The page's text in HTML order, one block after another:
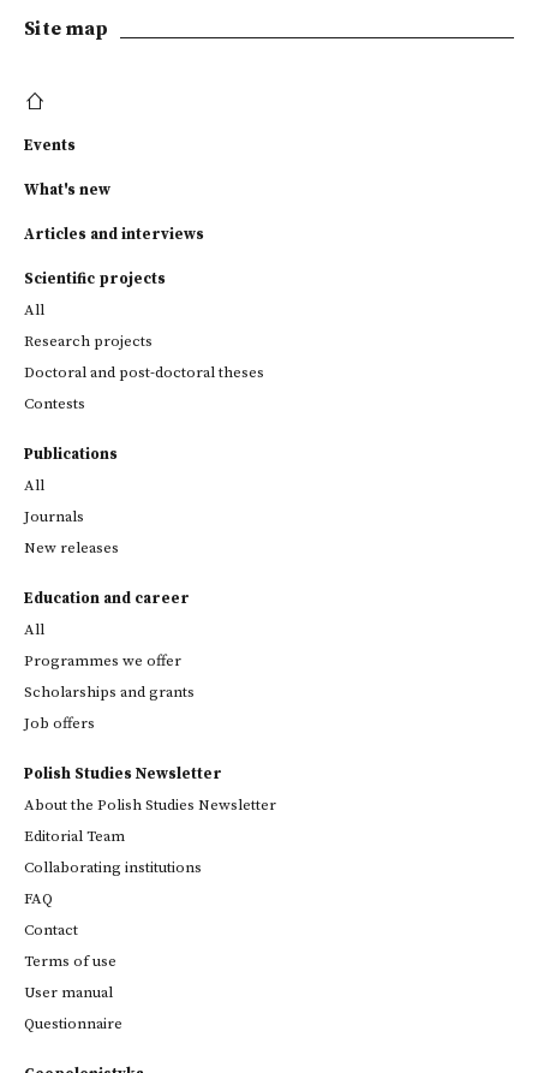
Site map
Events
What's new
Articles and interviews
Scientific projects
All
Research projects
Doctoral and post-doctoral theses
Contests
Publications
All
Journals
New releases
Education and career
All
Programmes we offer
Scholarships and grants
Job offers
Polish Studies Newsletter
About the Polish Studies Newsletter
Editorial Team
Collaborating institutions
FAQ
Contact
Terms of use
User manual
Questionnaire